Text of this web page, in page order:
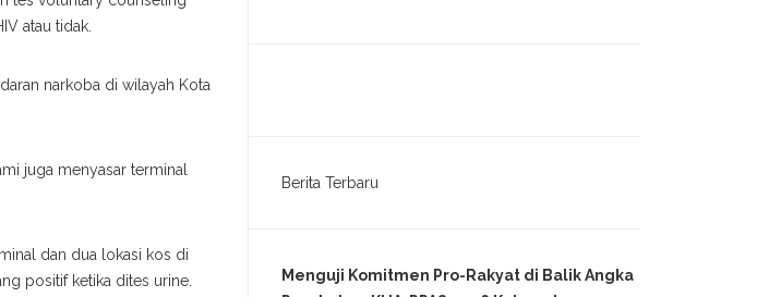
atau tidak.
narkoba di wilayah Kota
juga menyasar terminal
dan dua lokasi kos di
positif ketika dites urine.
Berita Terbaru
Menguji Komitmen Pro-Rakyat di Balik Angka